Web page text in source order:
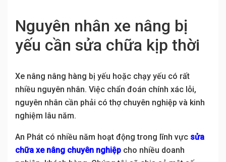
Nguyên nhân xe nâng bị
yếu cần sửa chữa kịp thời
Xe nâng nâng hàng bị yếu hoặc chạy yếu có rất
nhiều nguyên nhân. Việc chẩn đoán chính xác lỗi,
nguyên nhân cần phải có thợ chuyên nghiệp và kinh
nghiệm lâu năm.
An Phát có nhiều năm hoạt động trong lĩnh vực sửa
chữa xe nâng chuyên nghiệp cho nhiều doanh